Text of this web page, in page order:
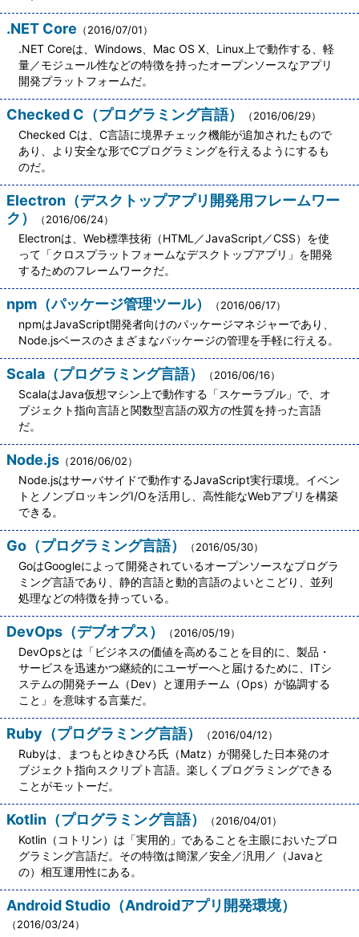
.NET Core （2016/07/01）
.NET Coreは、Windows、Mac OS X、Linux上で動作する、軽
量／モジュール性などの特徴を持ったオープンソースなアプリ
開発プラットフォームだ。
Checked C（プログラミング言語） （2016/06/29）
Checked Cは、C言語に境界チェック機能が追加されたもので
あり、より安全な形でCプログラミングを行えるようにするも
のだ。
Electron（デスクトップアプリ開発用フレームワー
ク）
（2016/06/24）
Electronは、Web標準技術（HTML／JavaScript／CSS）を使
って「クロスプラットフォームなデスクトップアプリ」を開発
するためのフレームワークだ。
npm（パッケージ管理ツール） （2016/06/17）
npmはJavaScript開発者向けのパッケージマネジャーであり、
Node.jsベースのさまざまなパッケージの管理を手軽に行える。
Scala（プログラミング言語） （2016/06/16）
ScalaはJava仮想マシン上で動作する「スケーラブル」で、オ
ブジェクト指向言語と関数型言語の双方の性質を持った言語
だ。
Node.js （2016/06/02）
Node.jsはサーバサイドで動作するJavaScript実行環境。イベン
トとノンブロッキングI/Oを活用し、高性能なWebアプリを構築
できる。
Go（プログラミング言語） （2016/05/30）
GoはGoogleによって開発されているオープンソースなプログラ
ミング言語であり、静的言語と動的言語のよいとこどり、並列
処理などの特徴を持っている。
DevOps（デブオプス） （2016/05/19）
DevOpsとは「ビジネスの価値を高めることを目的に、製品・
サービスを迅速かつ継続的にユーザーへと届けるために、ITシ
ステムの開発チーム（Dev）と運用チーム（Ops）が協調する
こと」を意味する言葉だ。
Ruby（プログラミング言語） （2016/04/12）
Rubyは、まつもとゆきひろ氏（Matz）が開発した日本発のオ
ブジェクト指向スクリプト言語。楽しくプログラミングできる
ことがモットーだ。
Kotlin（プログラミング言語） （2016/04/01）
Kotlin（コトリン）は「実用的」であることを主眼においたプロ
グラミング言語だ。その特徴は簡潔／安全／汎用／（Javaと
の）相互運用性にある。
Android Studio（Androidアプリ開発環境）
（2016/03/24）